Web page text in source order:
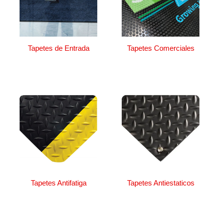
Tapetes de Entrada Tapetes Comerciales
Tapetes Antifatiga Tapetes Antiestaticos